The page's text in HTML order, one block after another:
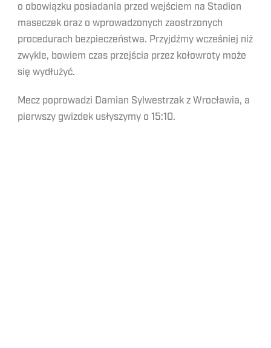
o obowiązku posiadania przed wejściem na Stadion
maseczek oraz o wprowadzonych zaostrzonych
procedurach bezpieczeństwa. Przyjdźmy wcześniej niż
zwykle, bowiem czas przejścia przez kołowroty może
się wydłużyć.
Mecz poprowadzi Damian Sylwestrzak z Wrocławia, a
pierwszy gwizdek usłyszymy o 15:10.